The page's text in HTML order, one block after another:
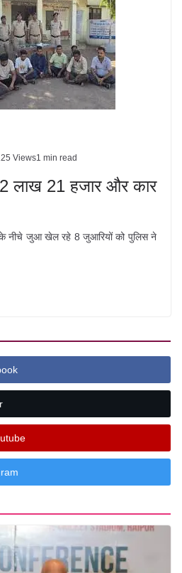
Views1 min read
लाख 21 हजार और कार
के नीचे जुआ खेल रहे 8 जुआरियों को पुलिस ने